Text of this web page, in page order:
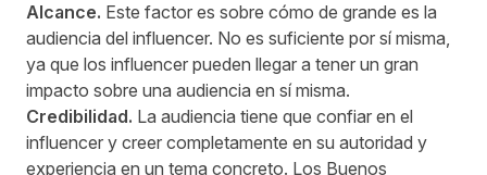
Alcance. Este factor es sobre cómo de grande es la
audiencia del influencer. No es suficiente por sí misma,
ya que los influencer pueden llegar a tener un gran
impacto sobre una audiencia en sí misma.
Credibilidad. La audiencia tiene que confiar en el
influencer y creer completamente en su autoridad y
experiencia en un tema concreto. Los Buenos